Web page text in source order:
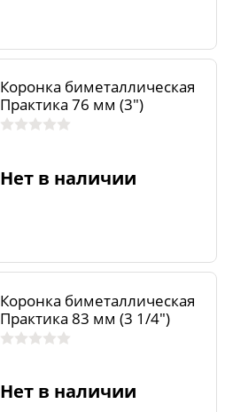
Коронка биметаллическая
Практика 76 мм (3")
Нет в наличии
Коронка биметаллическая
Практика 83 мм (3 1/4")
Нет в наличии